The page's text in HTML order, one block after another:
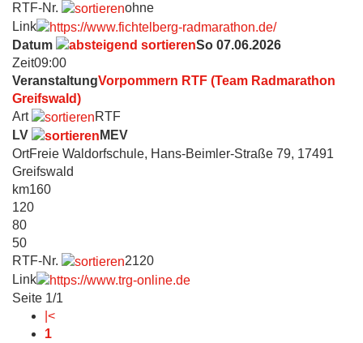
RTF-Nr.
ohne
Link
Datum
So 07.06.2026
Zeit09:00
VeranstaltungVorpommern RTF (Team Radmarathon
Greifswald)
Art
RTF
LV
MEV
OrtFreie Waldorfschule, Hans-Beimler-Straße 79, 17491
Greifswald
km160
120
80
50
RTF-Nr.
2120
Link
Seite 1/1
|<
1